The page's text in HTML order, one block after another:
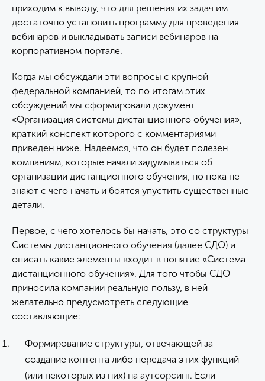
приходим к выводу, что для решения их задач им
достаточно установить программу для проведения
вебинаров и выкладывать записи вебинаров на
корпоративном портале.
Когда мы обсуждали эти вопросы с крупной
федеральной компанией, то по итогам этих
обсуждений мы сформировали документ
«Организация системы дистанционного обучения»,
краткий конспект которого с комментариями
приведен ниже. Надеемся, что он будет полезен
компаниям, которые начали задумываться об
организации дистанционного обучения, но пока не
знают с чего начать и боятся упустить существенные
детали.
Первое, с чего хотелось бы начать, это со структуры
Системы дистанционного обучения (далее СДО) и
описать какие элементы входит в понятие «Система
дистанционного обучения». Для того чтобы СДО
приносила компании реальную пользу, в ней
желательно предусмотреть следующие
составляющие:
Формирование структуры, отвечающей за
создание контента либо передача этих функций
(или некоторых из них) на аутсорсинг. Если